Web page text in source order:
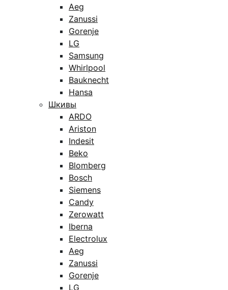
Aeg
Zanussi
Gorenje
LG
Samsung
Whirlpool
Bauknecht
Hansa
Шкивы
ARDO
Ariston
Indesit
Beko
Blomberg
Bosch
Siemens
Candy
Zerowatt
Iberna
Electrolux
Aeg
Zanussi
Gorenje
LG